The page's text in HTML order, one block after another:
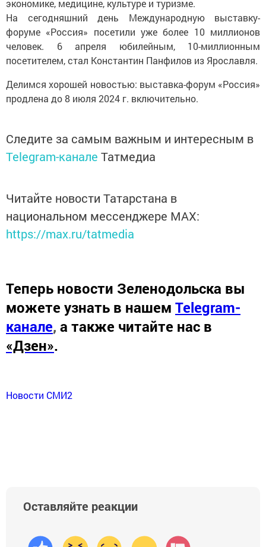
экономике, медицине, культуре и туризме.
На сегодняшний день Международную выставку-
форуме «Россия» посетили уже более 10 миллионов
человек. 6 апреля юбилейным, 10-миллионным
посетителем, стал Константин Панфилов из Ярославля.
Делимся хорошей новостью: выставка-форум «Россия»
продлена до 8 июля 2024 г. включительно.
Следите за самым важным и интересным в
Telegram-канале Татмедиа
Читайте новости Татарстана в
национальном мессенджере MАХ:
https://max.ru/tatmedia
Теперь новости Зеленодольска вы
можете узнать в нашем Telegram-
канале, а также читайте нас в
«Дзен».
Новости СМИ2
Оставляйте реакции